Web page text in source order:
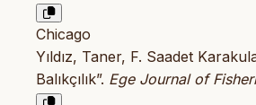
Chicago
Yıldız, Taner, F. Saadet
Balıkçılık”. Ege Journal of